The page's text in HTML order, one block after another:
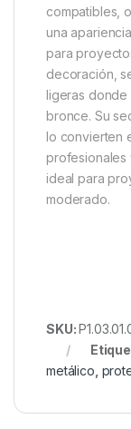
compatibles,
una
para
decoración,
ligeras donde
bronce. Su
lo convierten
profesionales
ideal para
moderado.
SKU:
metálico